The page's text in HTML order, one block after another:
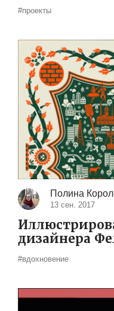
#проекты
Полина
13 сен. 2017
дизайнера
#вдохновение